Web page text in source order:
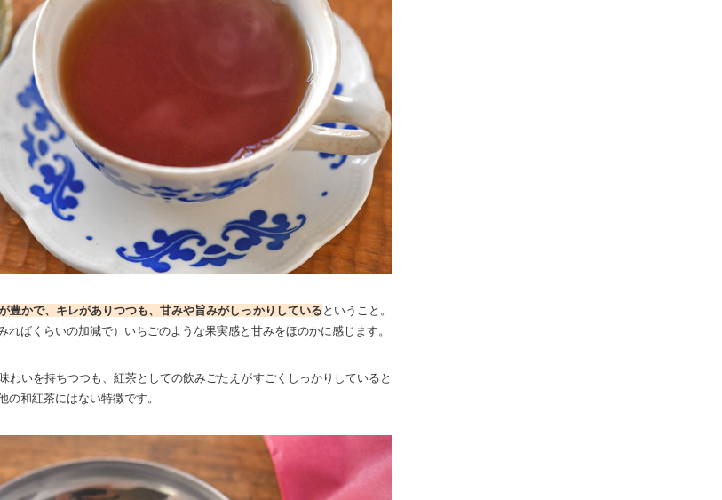
豊かで、キレがありつつも、甘みや旨みがしっかりしている ということ。
ればくらいの加減で）いちごのような果実感と甘みをほのかに感じます。
わいを持ちつつも、紅茶としての飲みごたえがすごくしっかりしていると
の和紅茶にはない特徴です。